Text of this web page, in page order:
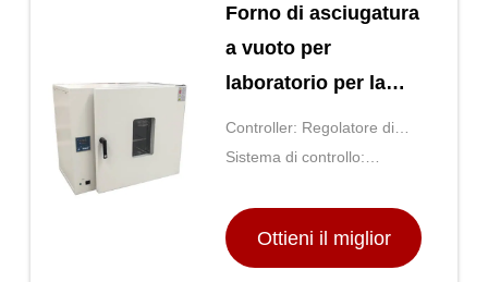
Forno di asciugatura
a vuoto per
laboratorio per la
biochimica e la
farmacia
Controller: Regolatore di
temperatura PID digitale
Sistema di controllo:
Ottieni il miglior